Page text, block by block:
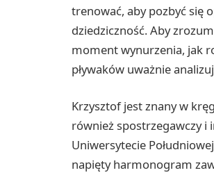
trenować, aby pozbyć się
dziedziczność. Aby
moment wynurzenia, jak
pływaków uważnie
Krzysztof jest znany w
również spostrzegawczy i
Uniwersytecie
napięty harmonogram